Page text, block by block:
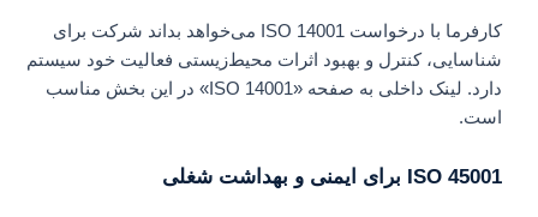
کارفرما با درخواست ISO 14001 می‌خواهد بداند شرکت برای
شناسایی، کنترل و بهبود اثرات محیط‌زیستی فعالیت خود سیستم
دارد. لینک داخلی به صفحه «ISO 14001» در این بخش مناسب
است.
ISO 45001 برای ایمنی و بهداشت شغلی